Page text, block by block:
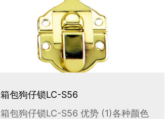
箱包狗仔锁LC-S56
箱包狗仔锁LC-S56 优势 (1)各种颜色